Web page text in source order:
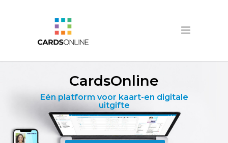
CardsOnline
Eén platform voor kaart-en digitale
uitgifte